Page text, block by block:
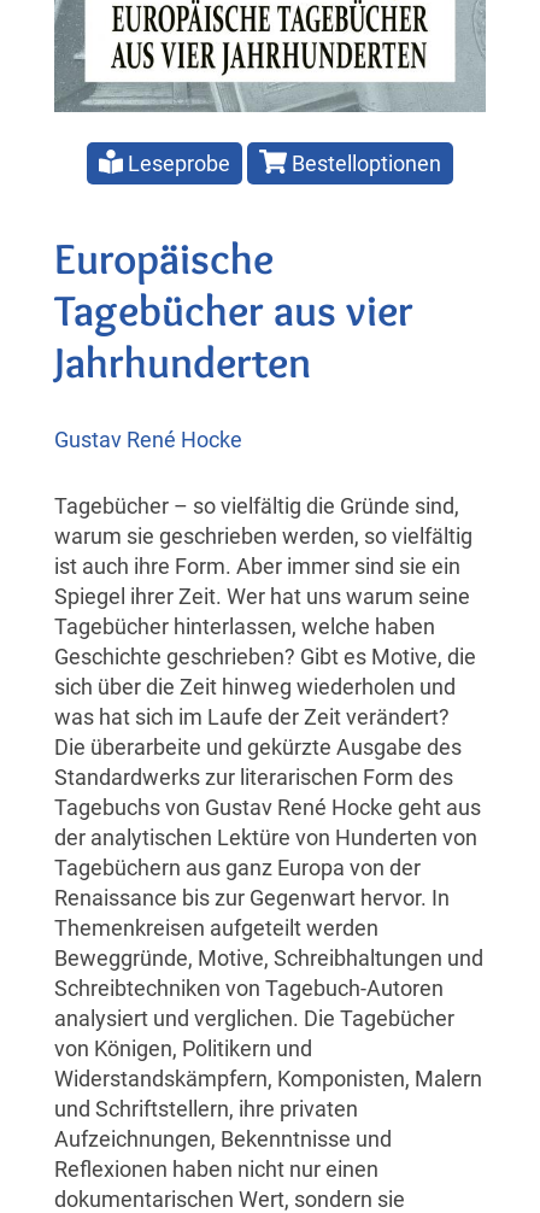
Leseprobe Bestelloptionen
Europäische
Tagebücher aus vier
Jahrhunderten
Gustav René Hocke
Tagebücher – so vielfältig die Gründe sind,
warum sie geschrieben werden, so vielfältig
ist auch ihre Form. Aber immer sind sie ein
Spiegel ihrer Zeit. Wer hat uns warum seine
Tagebücher hinterlassen, welche haben
Geschichte geschrieben? Gibt es Motive, die
sich über die Zeit hinweg wiederholen und
was hat sich im Laufe der Zeit verändert?
Die überarbeite und gekürzte Ausgabe des
Standardwerks zur literarischen Form des
Tagebuchs von Gustav René Hocke geht aus
der analytischen Lektüre von Hunderten von
Tagebüchern aus ganz Europa von der
Renaissance bis zur Gegenwart hervor. In
Themenkreisen aufgeteilt werden
Beweggründe, Motive, Schreibhaltungen und
Schreibtechniken von Tagebuch-Autoren
analysiert und verglichen. Die Tagebücher
von Königen, Politikern und
Widerstandskämpfern, Komponisten, Malern
und Schriftstellern, ihre privaten
Aufzeichnungen, Bekenntnisse und
Reflexionen haben nicht nur einen
dokumentarischen Wert, sondern sie